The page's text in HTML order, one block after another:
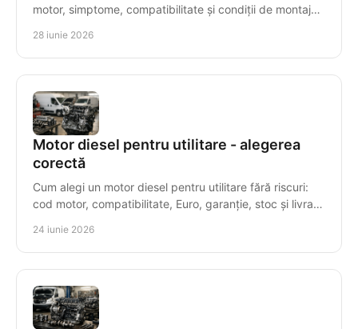
motor, simptome, compatibilitate și condiții de montaj
28 iunie 2026
Motor diesel pentru utilitare - alegerea
corectă
Cum alegi un motor diesel pentru utilitare fără riscuri:
cod motor, compatibilitate, Euro, garanție, stoc și livrare
24 iunie 2026